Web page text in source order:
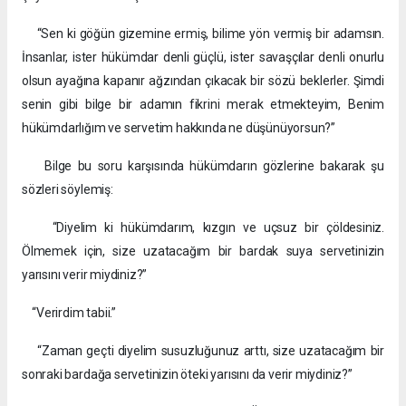
“Sen ki göğün gizemine ermiş, bilime yön vermiş bir adamsın.
İnsanlar, ister hükümdar denli güçlü, ister savaşçılar denli onurlu
olsun ayağına kapanır ağzından çıkacak bir sözü beklerler. Şimdi
senin gibi bilge bir adamın fikrini merak etmekteyim, Benim
hükümdarlığım ve servetim hakkında ne düşünüyorsun?”
Bilge bu soru karşısında hükümdarın gözlerine bakarak şu
sözleri söylemiş:
“Diyelim ki hükümdarım, kızgın ve uçsuz bir çöldesiniz.
Ölmemek için, size uzatacağım bir bardak suya servetinizin
yarısını verir miydiniz?”
“Verirdim tabii.”
“Zaman geçti diyelim susuzluğunuz arttı, size uzatacağım bir
sonraki bardağa servetinizin öteki yarısını da verir miydiniz?”